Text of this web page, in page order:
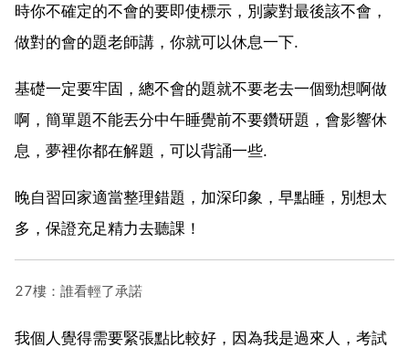
時你不確定的不會的要即使標示，別蒙對最後該不會，
做對的會的題老師講，你就可以休息一下.
基礎一定要牢固，總不會的題就不要老去一個勁想啊做
啊，簡單題不能丟分中午睡覺前不要鑽研題，會影響休
息，夢裡你都在解題，可以背誦一些.
晚自習回家適當整理錯題，加深印象，早點睡，別想太
多，保證充足精力去聽課！
27樓：誰看輕了承諾
我個人覺得需要緊張點比較好，因為我是過來人，考試